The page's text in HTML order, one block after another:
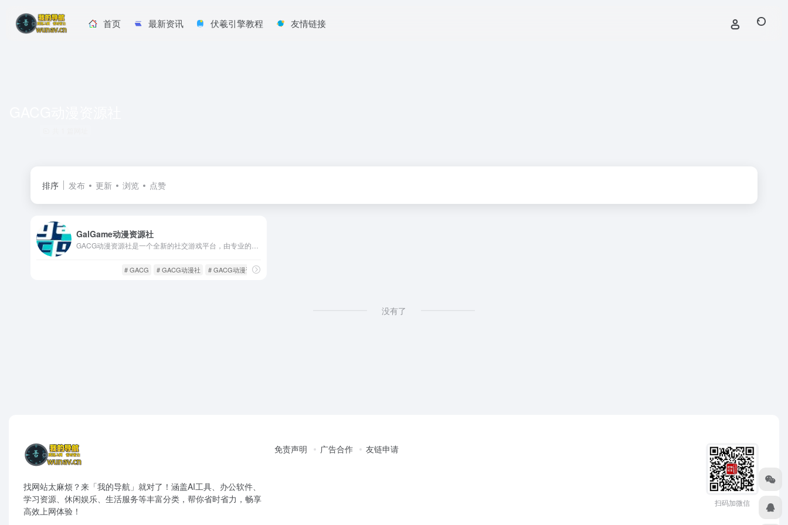
首页 最新资讯 伏羲引擎教程 友情链接
排序 发布 更新 浏览 点赞
GalGame动漫资源社
# GACG # GACG动漫社 # GACG动漫资源社
没有了
找网站太麻烦？来「我的导航」就对了！涵盖AI工具、办公软件、
学习资源、休闲娱乐、生活服务等丰富分类，帮你省时省力，畅享
高效上网体验！
免责声明 广告合作 友链申请
扫码加微信